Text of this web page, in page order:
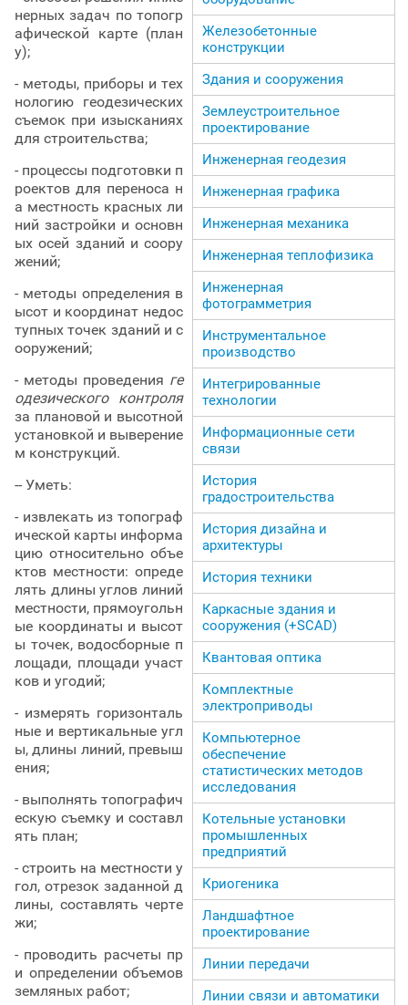
нерных задач по топогр
афической карте (план
у);
- методы, приборы и тех
нологию геодезических
съемок при изысканиях
для строительства;
- процессы подготовки п
роектов для переноса н
а местность красных ли
ний застройки и основн
ых осей зданий и соору
жений;
- методы определения в
ысот и координат недос
тупных точек зданий и с
ооружений;
- методы проведения ге
одезического контроля
за плановой и высотной
установкой и выверение
м конструкций.
-- Уметь:
- извлекать из топограф
ической карты информа
цию относительно объе
ктов местности: опреде
лять длины углов линий
местности, прямоугольн
ые координаты и высот
ы точек, водосборные п
лощади, площади участ
ков и угодий;
- измерять горизонталь
ные и вертикальные угл
ы, длины линий, превыш
ения;
- выполнять топографич
ескую съемку и составл
ять план;
- строить на местности у
гол, отрезок заданной д
лины, составлять черте
жи;
- проводить расчеты пр
и определении объемов
земляных работ;
Железобетонные
конструкции
Здания и сооружения
Землеустроительное
проектирование
Инженерная геодезия
Инженерная графика
Инженерная механика
Инженерная теплофизика
Инженерная
фотограмметрия
Инструментальное
производство
Интегрированные
технологии
Информационные сети
связи
История
градостроительства
История дизайна и
архитектуры
История техники
Каркасные здания и
сооружения (+SCAD)
Квантовая оптика
Комплектные
электроприводы
Компьютерное
обеспечение
статистических методов
исследования
Котельные установки
промышленных
предприятий
Криогеника
Ландшафтное
проектирование
Линии передачи
Линии связи и автоматики